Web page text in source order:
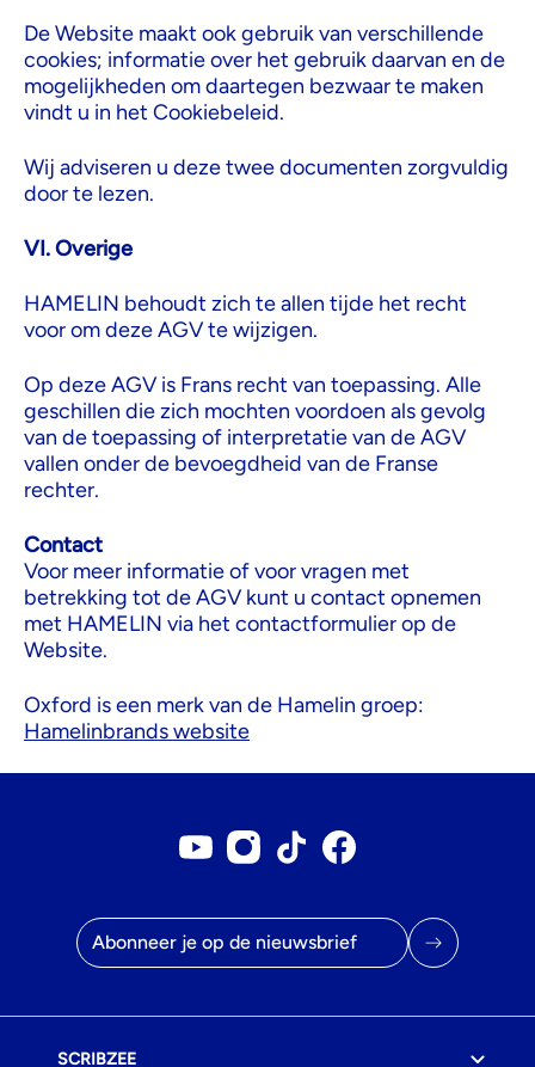
De Website maakt ook gebruik van verschillende
cookies; informatie over het gebruik daarvan en de
mogelijkheden om daartegen bezwaar te maken
vindt u in het Cookiebeleid.
Wij adviseren u deze twee documenten zorgvuldig
door te lezen.
VI. Overige
HAMELIN behoudt zich te allen tijde het recht
voor om deze AGV te wijzigen.
Op deze AGV is Frans recht van toepassing. Alle
geschillen die zich mochten voordoen als gevolg
van de toepassing of interpretatie van de AGV
vallen onder de bevoegdheid van de Franse
rechter.
Contact
Voor meer informatie of voor vragen met
betrekking tot de AGV kunt u contact opnemen
met HAMELIN via het contactformulier op de
Website.
Oxford is een merk van de Hamelin groep:
Hamelinbrands website
E-mailadres
SCRIBZEE